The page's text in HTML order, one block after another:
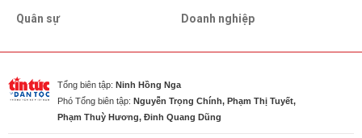
Quân sự
Doanh nghiệp
Tổng biên tập: Ninh Hồng Nga
Phó Tổng biên tập: Nguyễn Trọng Chính, Phạm Thị Tuyết,
Phạm Thuỳ Hương, Đinh Quang Dũng